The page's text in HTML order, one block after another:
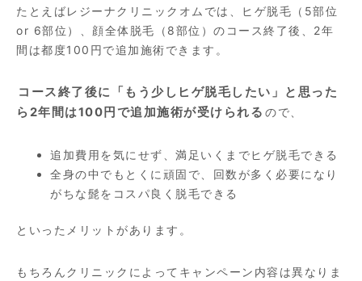
たとえばレジーナクリニックオムでは、ヒゲ脱毛（5部位
or 6部位）、顔全体脱毛（8部位）のコース終了後、2年
間は都度100円で追加施術できます。
コース終了後に「もう少しヒゲ脱毛したい」と思った
ら2年間は100円で追加施術が受けられる ので、
追加費用を気にせず、満足いくまでヒゲ脱毛できる
全身の中でもとくに頑固で、回数が多く必要になり
がちな髭をコスパ良く脱毛できる
といったメリットがあります。
もちろんクリニックによってキャンペーン内容は異なりま